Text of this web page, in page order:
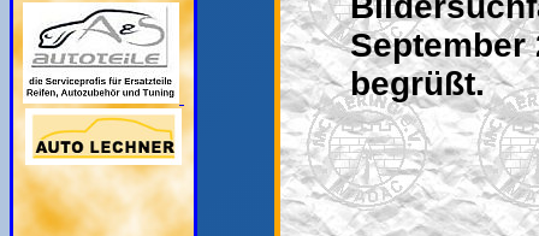
September
begrüßt.